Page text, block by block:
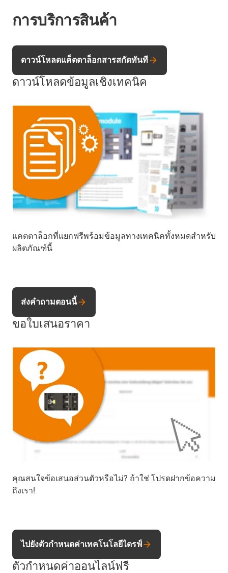
การบริการสินค้า
ดาวน์โหลดข้อมูลเชิงเทคนิค
แคตตาล็อกที่แยกฟรีพร้อมข้อมูลทางเทคนิคทั้งหมดสำหรับ
ผลิตภัณฑ์นี้
ดาวน์โหลดแค็ตตาล็อกสารสกัดทันที
ขอใบเสนอราคา
คุณสนใจข้อเสนอส่วนตัวหรือไม่? ถ้าใช่ โปรดฝากข้อความ
ถึงเรา!
ส่งคำถามตอนนี้
ตัวกำหนดค่าออนไลน์ฟรี
ไปยังตัวกำหนดค่าเทคโนโลยีไดรฟ์